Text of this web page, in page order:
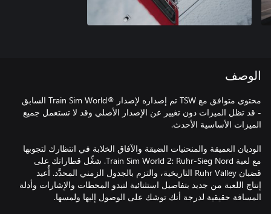
الوصف
محتوى متوافق مع TSW تم إصداره لإصدار ®Train Sim World السابق
- قد تظل الميزات دون تغيير عن الإصدار الأصلي وقد لا تستعمل جميع
الوديان العميقة والمنحنيات الضيقة والآفاق الخلابة في انتظارك لتجوبها
مع لعبة Train Sim World 2: Ruhr-Sieg Nord. شغِّل قطاراتك على
قضبان Ruhr Valley التاريخية، والتزم بالجدول الزمني المحدَّد. أُعيد
إنتاج اللعبة من جديد بتفاصيل استثنائية لتبدو المحطات والإشارات وأدلة